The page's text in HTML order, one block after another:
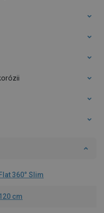
Flat 360° Slim
cm